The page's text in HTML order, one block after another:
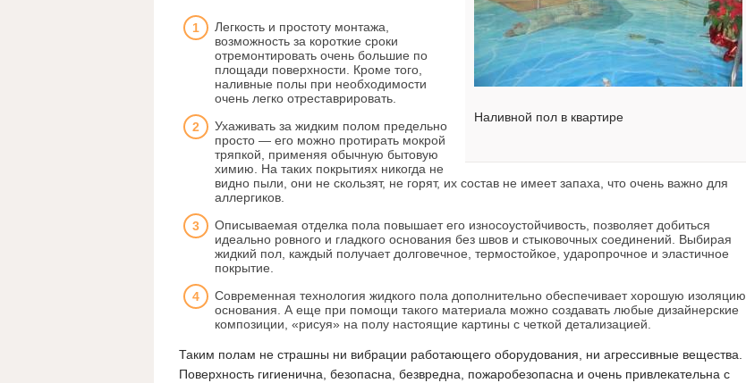
Наливной пол в квартире
Легкость и простоту монтажа,
возможность за короткие сроки
отремонтировать очень большие по
площади поверхности. Кроме того,
наливные полы при необходимости
очень легко отреставрировать.
Ухаживать за жидким полом предельно
просто — его можно протирать мокрой
тряпкой, применяя обычную бытовую
химию. На таких покрытиях никогда не
видно пыли, они не скользят, не горят, их состав не имеет запаха, что очень важно для
аллергиков.
Описываемая отделка пола повышает его износоустойчивость, позволяет добиться
идеально ровного и гладкого основания без швов и стыковочных соединений. Выбирая
жидкий пол, каждый получает долговечное, термостойкое, ударопрочное и эластичное
покрытие.
Современная технология жидкого пола дополнительно обеспечивает хорошую изоляцию
основания. А еще при помощи такого материала можно создавать любые дизайнерские
композиции, «рисуя» на полу настоящие картины с четкой детализацией.
Таким полам не страшны ни вибрации работающего оборудования, ни агрессивные вещества.
Поверхность гигиенична, безопасна, безвредна, пожаробезопасна и очень привлекательна с